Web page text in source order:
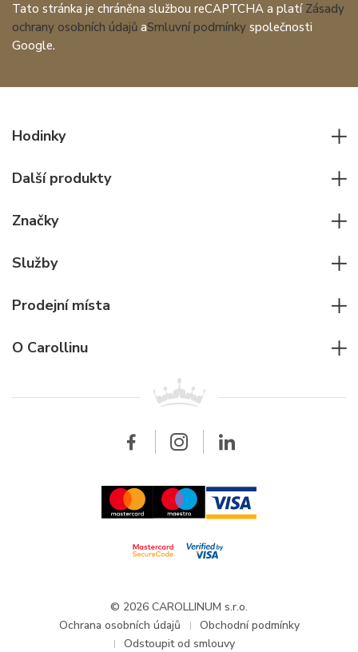
Tato stránka je chráněna službou reCAPTCHA a platí Zásady
ochrany osobních údajů aSmluvní podmínky společnosti
Google.
Hodinky
Dámské hodinky
Pilotní hodinky
Potápěčské hodinky
Další produkty
Ostatní doplňky
Značky
Cartier
Breitling
Služby
Pro firmy
Velkoobchod
Prodejní místa
O Carollinu
O společnosti Carollinum
Aktuality a oznámení
© 2026 CAROLLINUM s.r.o.
Ochrana osobních údajů
Obchodní podmínky
Odstoupit od smlouvy